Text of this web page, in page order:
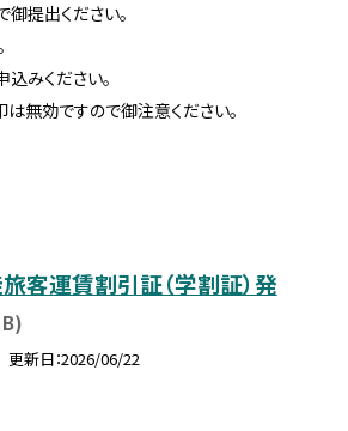
提出ください。
みください。
は無効ですので御注意ください。
客運賃割引証（学割証）発
更新日 2026/06/22